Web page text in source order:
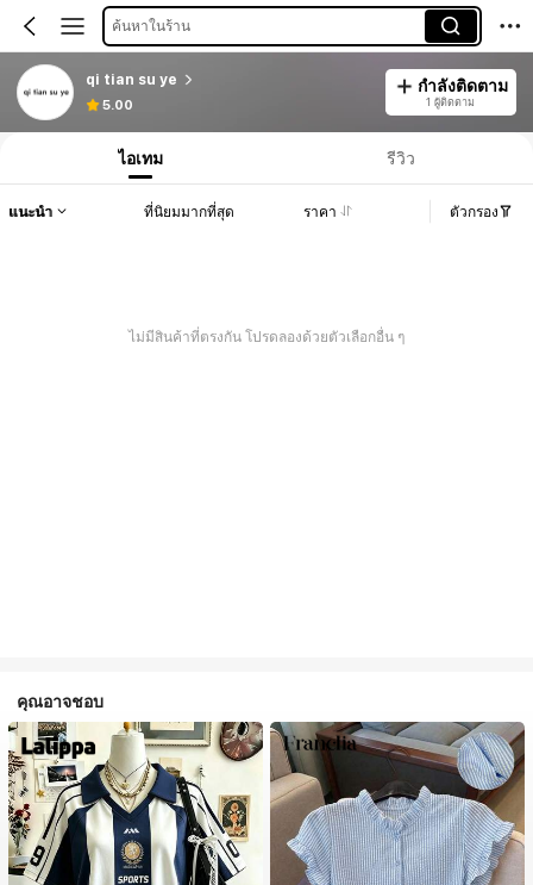
ค้นหาในร้าน
qi tian su ye
5.00
กำลังติดตาม
1 ผู้ติดตาม
ไอเทม รีวิว
แนะนำ ที่นิยมมากที่สุด ราคา ตัวกรอง
ไม่มีสินค้าที่ตรงกัน โปรดลองด้วยตัวเลือกอื่น ๆ
คุณอาจชอบ